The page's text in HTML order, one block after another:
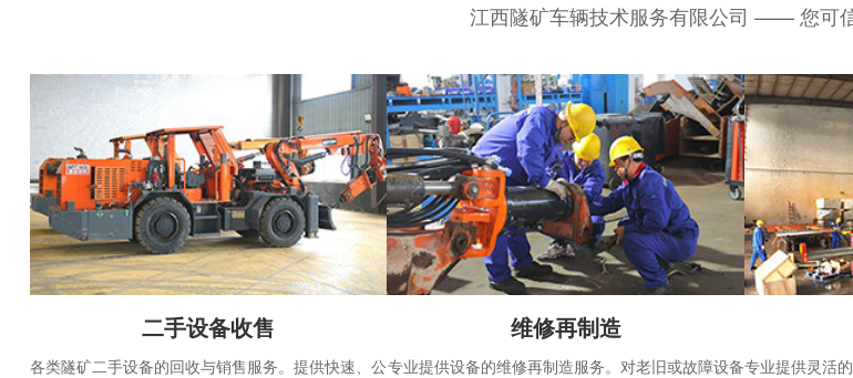
江西隧矿车辆技术服务有限公司 —— 您可
二手设备收售
各类隧矿二手设备的回收与销售服务。提供快速、公
维修再制造
专业提供设备的维修再制造服务。对老旧或故障设备专业提供灵活